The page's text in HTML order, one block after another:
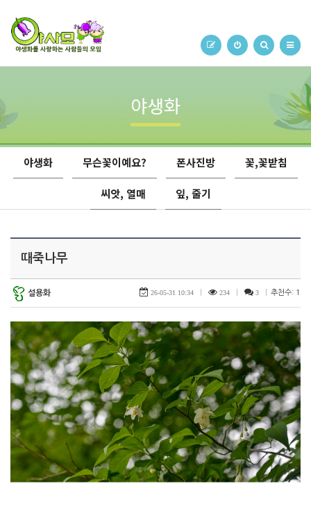
야생화
야생화 무슨꽃이예요? 폰사진방 꽃,꽃받침
씨앗, 열매 잎, 줄기
때죽나무
설용화 26-05-31 10:34 234 3 추천수: 1